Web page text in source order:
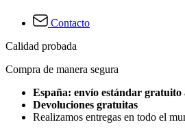
Contacto
Calidad probada
Compra de manera segura
España: envío estándar gratuito
Devoluciones gratuitas
Realizamos entregas en todo el